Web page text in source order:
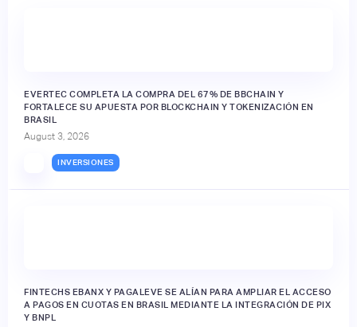
EVERTEC COMPLETA LA COMPRA DEL 67% DE BBCHAIN Y
FORTALECE SU APUESTA POR BLOCKCHAIN Y TOKENIZACIÓN EN
BRASIL
August 3, 2026
INVERSIONES
FINTECHS EBANX Y PAGALEVE SE ALÍAN PARA AMPLIAR EL ACCESO
A PAGOS EN CUOTAS EN BRASIL MEDIANTE LA INTEGRACIÓN DE PIX
Y BNPL